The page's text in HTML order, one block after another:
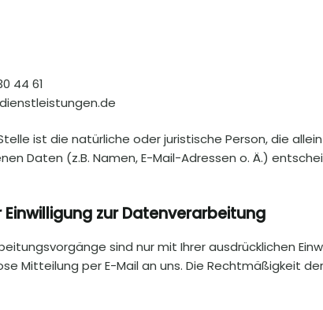
44 61
ist die natürliche oder juristische Person, die
Daten (z.B. Namen, E-Mail-Adressen o. Ä.)
Einwilligung zur Datenverarbeitung
sind nur mit Ihrer ausdrücklichen
Mitteilung per E-Mail an uns. Die Rechtmäßigkeit